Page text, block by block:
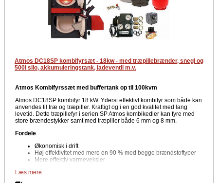
Atmos DC18SP kombifyrsæt - 18kw - med træpillebrænder, snegl og
500l silo, akkumuleringstank, ladeventil m.v.
Atmos Kombifyrssæt med buffertank op til 100kvm
Atmos DC18SP kombifyr 18 kW. Yderst effektivt kombifyr som både kan
anvendes til træ og træpiller. Kraftigt og i en god kvalitet med lang
levetid. Dette træpillefyr i serien SP Atmos kombikedler kan fyre med
store brændestykker samt med træpiller både 6 mm og 8 mm.
Fordele
Økonomisk i drift
Høj effektivitet med mere en 90 % med begge brændstoftyper
Mere effektiv varmeveksler
Kompakt og meget robust kedelkonstruktion
Læs mere